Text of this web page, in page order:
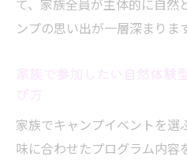
て、家族全員が主体的に自然
ンプの思い出が一層深まりま
家族でキャンプイベントを選
味に合わせたプログラム内容